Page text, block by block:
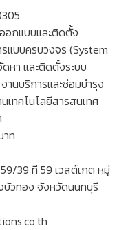
อกแบบและติดตั้ง
แบบครบวงจร (System
หา และติดตั้งระบบ
านบริการและซ่อมบำรุง
เทคโนโลยีสารสนเทศ
าท
39 ที 59 เวสต์เกต หมู่
วทอง จังหวัดนนทบุรี